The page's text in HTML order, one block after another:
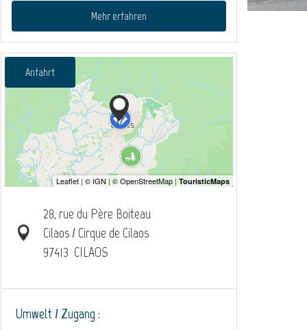
Mehr erfahren
Anfahrt
28, rue du Père Boiteau
Cilaos / Cirque de Cilaos
97413 CILAOS
Umwelt / Zugang :